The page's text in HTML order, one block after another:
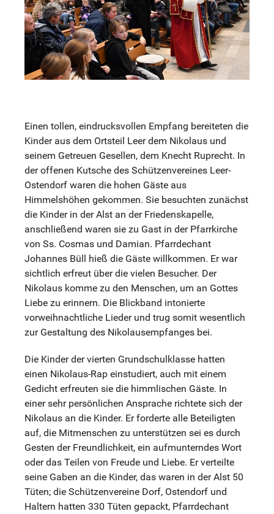
Einen tollen, eindrucksvollen Empfang bereiteten die
Kinder aus dem Ortsteil Leer dem Nikolaus und
seinem Getreuen Gesellen, dem Knecht Ruprecht. In
der offenen Kutsche des Schützenvereines Leer-
Ostendorf waren die hohen Gäste aus
Himmelshöhen gekommen. Sie besuchten zunächst
die Kinder in der Alst an der Friedenskapelle,
anschließend waren sie zu Gast in der Pfarrkirche
von Ss. Cosmas und Damian. Pfarrdechant
Johannes Büll hieß die Gäste willkommen. Er war
sichtlich erfreut über die vielen Besucher. Der
Nikolaus komme zu den Menschen, um an Gottes
Liebe zu erinnern. Die Blickband intonierte
vorweihnachtliche Lieder und trug somit wesentlich
zur Gestaltung des Nikolausempfanges bei.
Die Kinder der vierten Grundschulklasse hatten
einen Nikolaus-Rap einstudiert, auch mit einem
Gedicht erfreuten sie die himmlischen Gäste. In
einer sehr persönlichen Ansprache richtete sich der
Nikolaus an die Kinder. Er forderte alle Beteiligten
auf, die Mitmenschen zu unterstützen sei es durch
Gesten der Freundlichkeit, ein aufmunterndes Wort
oder das Teilen von Freude und Liebe. Er verteilte
seine Gaben an die Kinder, das waren in der Alst 50
Tüten; die Schützenvereine Dorf, Ostendorf und
Haltern hatten 330 Tüten gepackt, Pfarrdechant